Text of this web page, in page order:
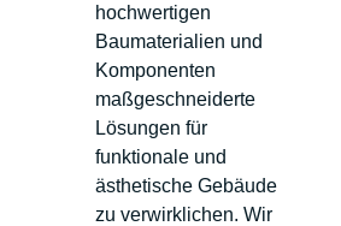
hochwertigen
Baumaterialien und
Komponenten
maßgeschneiderte
Lösungen für
funktionale und
ästhetische Gebäude
zu verwirklichen. Wir